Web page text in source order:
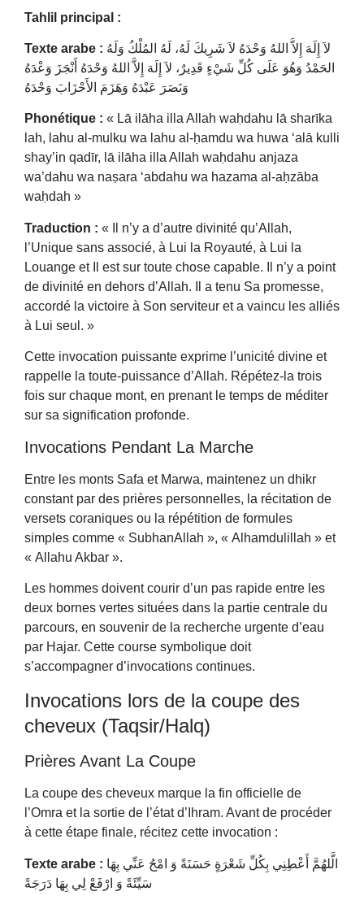
Tahlil principal :
Texte arabe :
الحَمْدُ وَهُوَ عَلَى كُلِّ شَيْءٍ قَدِيرٌ، لاَ إِلَهَ إِلاَّ اللهُ وَحْدَهُ أَنْجَزَ وَعْدَهُ
وَنَصَرَ عَبْدَهُ وَهَزَمَ الأَحْزَابَ وَحْدَهُ
Phonétique : « Lā ilāha illa Allah waḥdahu lā sharīka
lah, lahu al-mulku wa lahu al-ḥamdu wa huwa ‘alā kulli
shay’in qadīr, lā ilāha illa Allah waḥdahu anjaza
wa’dahu wa naṣara ‘abdahu wa hazama al-aḥzāba
waḥdah »
Traduction : « Il n’y a d’autre divinité qu’Allah,
l’Unique sans associé, à Lui la Royauté, à Lui la
Louange et Il est sur toute chose capable. Il n’y a point
de divinité en dehors d’Allah. Il a tenu Sa promesse,
accordé la victoire à Son serviteur et a vaincu les alliés
à Lui seul. »
Cette invocation puissante exprime l’unicité divine et
rappelle la toute-puissance d’Allah. Répétez-la trois
fois sur chaque mont, en prenant le temps de méditer
sur sa signification profonde.
Invocations Pendant La Marche
Entre les monts Safa et Marwa, maintenez un dhikr
constant par des prières personnelles, la récitation de
versets coraniques ou la répétition de formules
simples comme « SubhanAllah », « Alhamdulillah » et
« Allahu Akbar ».
Les hommes doivent courir d’un pas rapide entre les
deux bornes vertes situées dans la partie centrale du
parcours, en souvenir de la recherche urgente d’eau
par Hajar. Cette course symbolique doit
s’accompagner d’invocations continues.
Invocations lors de la coupe des
cheveux (Taqsir/Halq)
Prières Avant La Coupe
La coupe des cheveux marque la fin officielle de
l’Omra et la sortie de l’état d’Ihram. Avant de procéder
à cette étape finale, récitez cette invocation :
Texte arabe :
سَيِّئَةً وَ ارْفَعْ لِي بِهَا دَرَجَةً